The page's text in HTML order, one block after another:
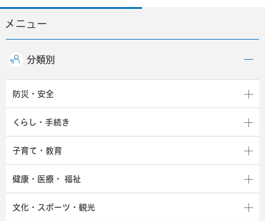
メニュー
分類別
防災・安全
くらし・手続き
子育て・教育
健康・医療・ 福祉
文化・スポーツ・観光